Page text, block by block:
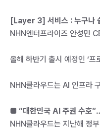
[Layer 3] 서비스 : 누구나
NHN엔터프라이즈 안성민
올해 하반기 출시 예정인 ‘
NHN클라우드는 AI 인프라
■ “대한민국 AI 주권 수호
NHN클라우드는 지난해 정